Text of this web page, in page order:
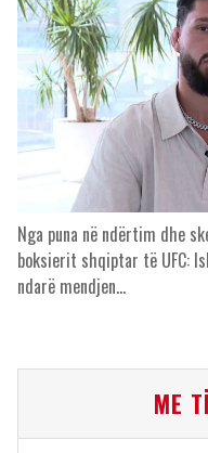
Nga puna në ndërtim dhe
boksierit shqiptar të UFC:
ndarë mendjen…
ME